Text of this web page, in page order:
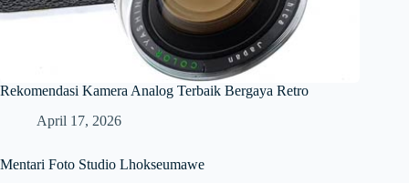
Rekomendasi Kamera Analog Terbaik Bergaya Retro
April 17, 2026
Mentari Foto Studio Lhokseumawe